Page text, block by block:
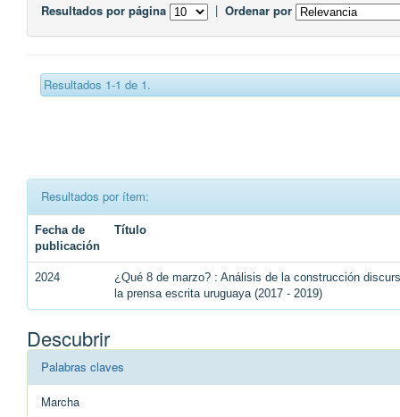
Resultados por página | Ordenar por
Resultados 1-1 de 1.
Resultados por ítem:
Fecha de
publicación
Título
2024
¿Qué 8 de marzo? : Análisis de la construcción
la prensa escrita uruguaya (2017 - 2019)
Descubrir
Palabras claves
Marcha